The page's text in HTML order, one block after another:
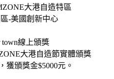
大港自造特區
-美國創新中心
town線上頒獎
大港自造節實體頒獎
獲頒獎金$5000元。